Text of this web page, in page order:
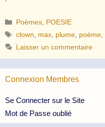
Catégories
Poèmes POESIE
Étiquettes
clown max plume poème
Laisser un commentaire
Connexion Membres
Se Connecter sur le Site
Mot de Passe oublié